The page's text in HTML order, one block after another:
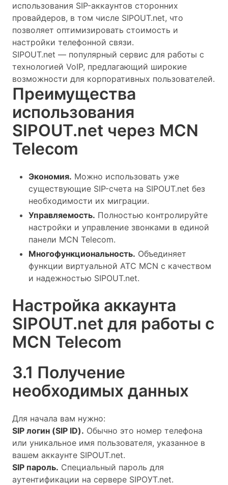
использования SIP-аккаунтов сторонних
провайдеров, в том числе SIPOUT.net, что
позволяет оптимизировать стоимость и
настройки телефонной связи.
SIPOUT.net — популярный сервис для работы с
технологией VoIP, предлагающий широкие
возможности для корпоративных пользователей.
Преимущества
использования
SIPOUT.net через MCN
Telecom
Экономия. Можно использовать уже
существующие SIP-счета на SIPOUT.net без
необходимости их миграции.
Управляемость. Полностью контролируйте
настройки и управление звонками в единой
панели MCN Telecom.
Многофункциональность. Объединяет
функции виртуальной АТС MCN с качеством
и надежностью SIPOUT.net.
Настройка аккаунта
SIPOUT.net для работы с
MCN Telecom
3.1 Получение
необходимых данных
Для начала вам нужно:
SIP логин (SIP ID). Обычно это номер телефона
или уникальное имя пользователя, указанное в
вашем аккаунте SIPOUT.net.
SIP пароль. Специальный пароль для
аутентификации на сервере SIPOУT.net.